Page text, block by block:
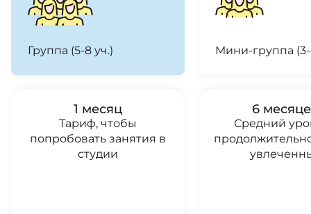
Группа (5-8 уч.) Мини-группа (3-
1 месяц
Тариф, чтобы
попробовать занятия в
студии
6
Средний